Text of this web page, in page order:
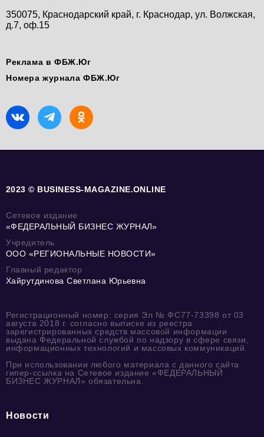
350075, Краснодарский край, г. Краснодар, ул. Волжская,
д.7, оф.15
Реклама в ФБЖ.Юг
Номера журнала ФБЖ.Юг
2023 © BUSINESS-MAGAZINE.ONLINE
Сетевое издание
«ФЕДЕРАЛЬНЫЙ БИЗНЕС ЖУРНАЛ»
Учредитель
ООО «РЕГИОНАЛЬНЫЕ НОВОСТИ»
Главный редактор
Хайрутдинова Светлана Юрьевна
Регистрационный номер: серия Эл № ФС77-73398 от 03
августа 2018 г. согласно выписке из реестра
зарегистрированных средств массовой информации
выдана Федеральной службой по надзору в сфере связи,
информационных технологий и массовых коммуникаций.
При использовании любого материала с данного сайта
гипер-ссылка на Сетевое издание «ФЕДЕРАЛЬНЫЙ
БИЗНЕС ЖУРНАЛ» обязательна.
Новости